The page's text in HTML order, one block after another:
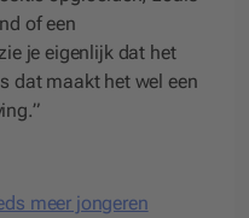
of een
je eigenlijk dat het
dat maakt het wel een
meer jongeren